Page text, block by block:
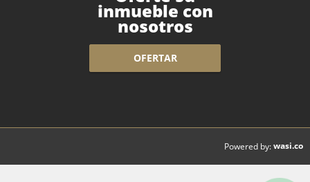
Oferte su
inmueble con
nosotros
OFERTAR
Powered by:wasi.co